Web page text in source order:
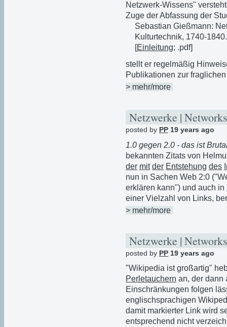
Netzwerk-Wissens"
Zuge der Abfassung der
Sebastian Gießmann:
Kulturtechnik, 1740-
[Einleitung; .pdf]
stellt er regelmäßig
Publikationen zur
> mehr/more
Netzwerke |
posted by PP 19 years ago
1.0 gegen 2.0 - das ist
bekannten Zitats von
der mit der Entstehung des
nun in Sachen Web 2:0
erklären kann") und auch in
einer Vielzahl von Links,
> mehr/more
Netzwerke |
posted by PP 19 years ago
"Wikipedia ist großartig"
Perletauchern an, der dann
Einschränkungen folgen
englischsprachigen
damit markierter Link wird
entsprechend nicht